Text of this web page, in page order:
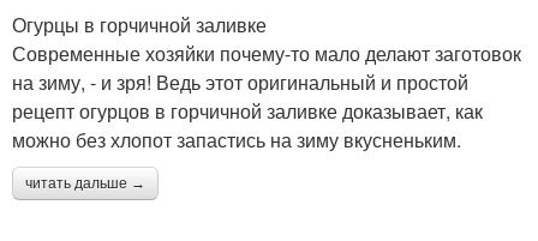
Огурцы в горчичной заливке
Современные хозяйки почему-то мало делают заготовок
на зиму, - и зря! Ведь этот оригинальный и простой
рецепт огурцов в горчичной заливке доказывает, как
можно без хлопот запастись на зиму вкусненьким.
читать дальше →